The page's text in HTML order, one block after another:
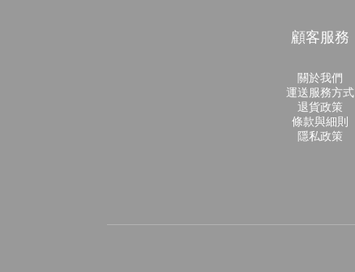
顧客服務
關於我們
運送服務方式
退貨政策
條款與細則
隱私政策